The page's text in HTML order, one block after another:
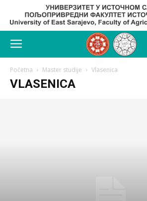
Početna Master studije Vlasenica
VLASENICA